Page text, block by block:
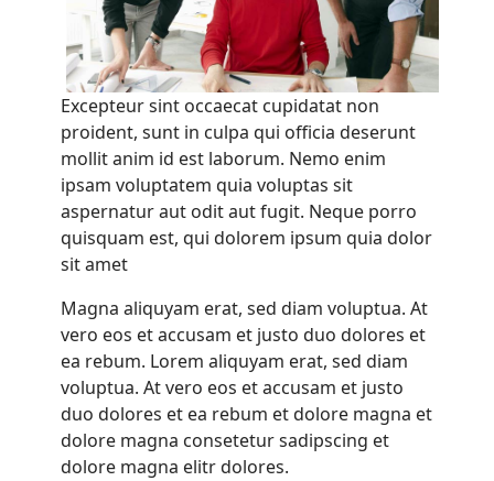
Excepteur sint occaecat cupidatat non
proident, sunt in culpa qui officia deserunt
mollit anim id est laborum. Nemo enim
ipsam voluptatem quia voluptas sit
aspernatur aut odit aut fugit. Neque porro
quisquam est, qui dolorem ipsum quia dolor
sit amet
Magna aliquyam erat, sed diam voluptua. At
vero eos et accusam et justo duo dolores et
ea rebum. Lorem aliquyam erat, sed diam
voluptua. At vero eos et accusam et justo
duo dolores et ea rebum et dolore magna et
dolore magna consetetur sadipscing et
dolore magna elitr dolores.